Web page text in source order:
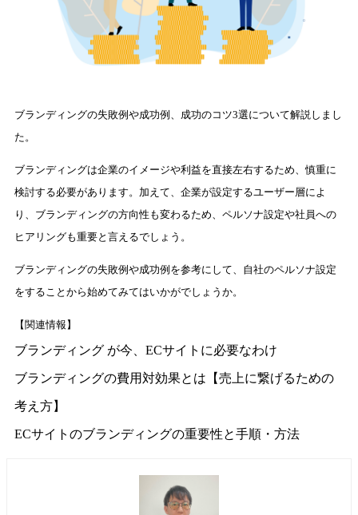
ブランディングの失敗例や成功例、成功のコツ3選について解説しまし
た。
ブランディングは企業のイメージや利益を直接左右するため、慎重に
検討する必要があります。加えて、企業が設定するユーザー層によ
り、ブランディングの方向性も変わるため、ペルソナ設定や社員への
ヒアリングも重要と言えるでしょう。
ブランディングの失敗例や成功例を参考にして、自社のペルソナ設定
をすることから始めてみてはいかがでしょうか。
【関連情報】
ブランディング が今、ECサイトに必要なわけ
ブランディングの費用対効果とは【売上に繋げるための
考え方】
ECサイトのブランディングの重要性と手順・方法